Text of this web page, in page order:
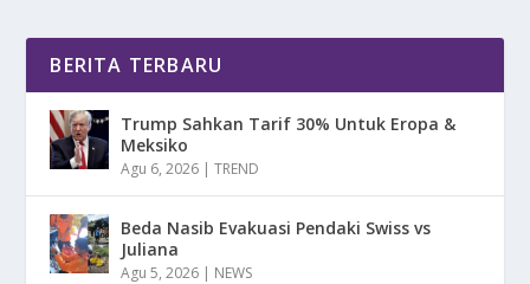
BERITA TERBARU
Trump Sahkan Tarif 30% Untuk Eropa &
Meksiko
Agu 6, 2026 |TREND
Beda Nasib Evakuasi Pendaki Swiss vs
Juliana
Agu 5, 2026 | NEWS